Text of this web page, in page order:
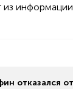
из
отказался